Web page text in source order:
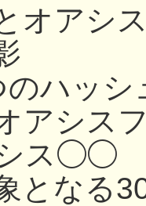
オアシ
のハッ
アシス
シス◯◯
なる30